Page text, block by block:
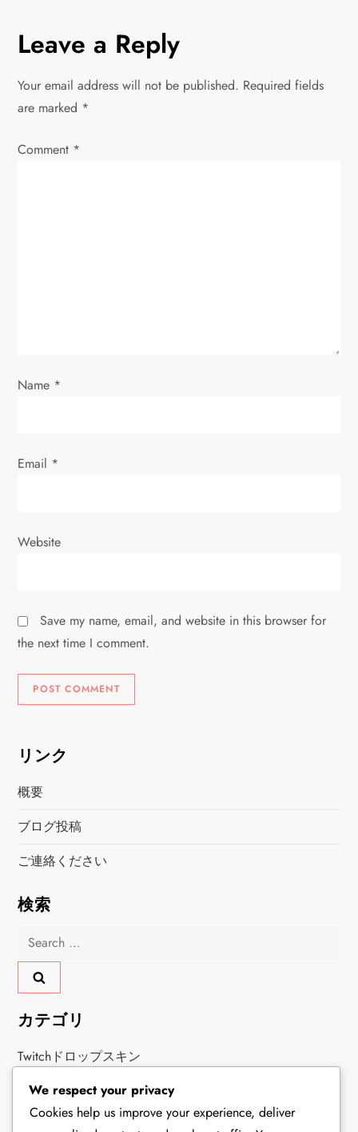
a
v
g
Leave a Reply
Your email address will not be published. Required fields
are marked *
Comment *
Name *
Email *
Website
Save my name, email, and website in this browser for
the next time I comment.
リンク
概要
ブログ投稿
ご連絡ください
検索
Search
カテゴリ
Twitchドロップスキン
アイテムストアのローテーション
イベントドロップとチャリティバンドル
We respect your privacy
Cookies help us improve your experience, deliver